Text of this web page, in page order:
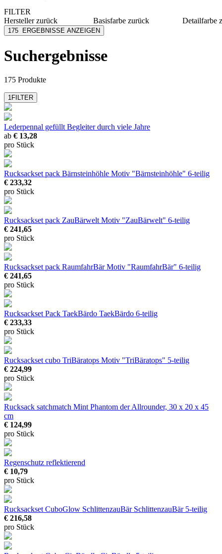
FILTER
Herstellerzurück
Brunnen
Satch
Basisfarbe zurück
violett
Detailfarbe
175 ERGEBNISSE ANZEIGEN
Suchergebnisse
175 Produkte
1FILTER
Lederpennal gefüllt Begleiter durch viele Jahre
ab € 13,28
pro Stück
Rucksackset pack Bärnsteinhöhle Motiv "Bärnsteinhöhle" 6-teilig
€ 233,32
pro Stück
Rucksackset pack ZauBärwelt Motiv "ZauBärwelt" 6-teilig
€ 241,65
pro Stück
Rucksackset pack RaumfahrBärMotiv "RaumfahrBär" 6-teilig
€ 241,65
pro Stück
Rucksackset Pack TaekBärdo TaekBärdo 6-teilig
€ 233,33
pro Stück
Rucksackset cubo TriBäratops Motiv "TriBäratops" 5-teilig
€ 224,99
pro Stück
Rucksack satchmatch Mint Phantom der Allrounder, 30 x 20 x 45
cm
€ 124,99
pro Stück
Regenschutz reflektierend
€ 10,79
pro Stück
Rucksackset CuboGlow SchlittenzauBär SchlittenzauBär 5-teilig
€ 216,58
pro Stück